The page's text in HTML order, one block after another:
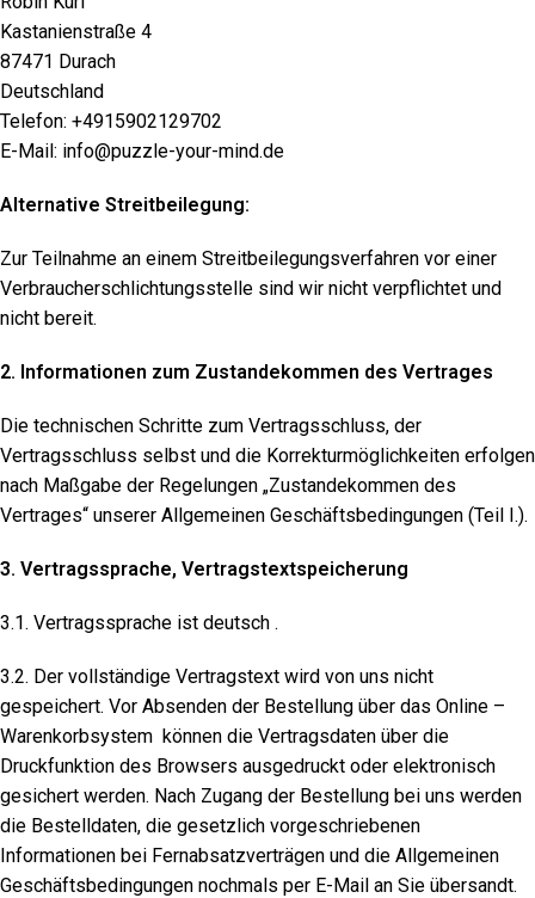
Kastanienstraße 4
87471 Durach
Deutschland
Telefon: +4915902129702
E-Mail: info@puzzle-your-mind.de
Alternative Streitbeilegung:
Zur Teilnahme an einem Streitbeilegungsverfahren vor einer
Verbraucherschlichtungsstelle sind wir nicht verpflichtet und
nicht bereit.
2. Informationen zum Zustandekommen des Vertrages
Die technischen Schritte zum Vertragsschluss, der
Vertragsschluss selbst und die Korrekturmöglichkeiten erfolgen
nach Maßgabe der Regelungen „Zustandekommen des
Vertrages“ unserer Allgemeinen Geschäftsbedingungen (Teil I.).
3. Vertragssprache, Vertragstextspeicherung
3.1. Vertragssprache ist deutsch .
3.2. Der vollständige Vertragstext wird von uns nicht
gespeichert. Vor Absenden der Bestellung über das Online –
Warenkorbsystem können die Vertragsdaten über die
Druckfunktion des Browsers ausgedruckt oder elektronisch
gesichert werden. Nach Zugang der Bestellung bei uns werden
die Bestelldaten, die gesetzlich vorgeschriebenen
Informationen bei Fernabsatzverträgen und die Allgemeinen
Geschäftsbedingungen nochmals per E-Mail an Sie übersandt.